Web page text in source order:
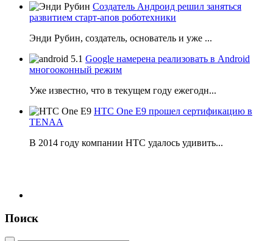
Создатель Андроид решил заняться
развитием старт-апов роботехники
Энди Рубин, создатель, основатель и уже ...
Google намерена реализовать в Android
многооконный режим
Уже известно, что в текущем году ежегодн...
HTC One E9 прошел сертификацию в
TENAA
В 2014 году компании НТС удалось удивить...
Поиск